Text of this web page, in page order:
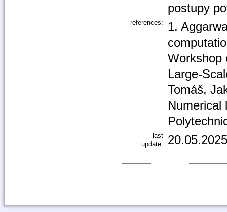
postupy
references:
1.
Workshop
Large-
Tomáš,
Numerical
last
update: